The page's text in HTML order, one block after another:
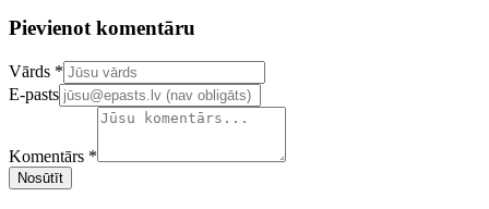
Pievienot komentāru
Confirm your email address
Vārds *
E-pasts
Komentārs *
Nosūtīt